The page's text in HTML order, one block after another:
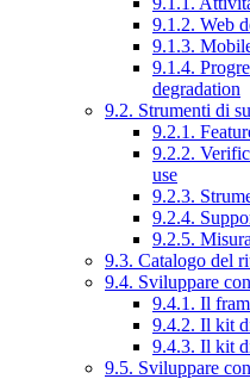
9.1.2. Web
9.1.3.
9.1.4.
degradation
9.2. Strumenti di
9.2.1.
9.2.2.
use
9.2.3.
9.2.4.
9.2.5.
9.3. Catalogo del
9.4. Sviluppare
9.4.1. Il
9.4.2. Il kit
9.4.3. Il kit
9.5. Sviluppare